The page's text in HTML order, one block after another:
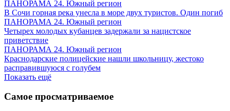
ПАНОРАМА 24. Южный регион
В Сочи горная река унесла в море двух туристов. Один погиб
ПАНОРАМА 24. Южный регион
Четырех молодых кубанцев задержали за нацистское
приветствие
ПАНОРАМА 24. Южный регион
Краснодарские полицейские нашли школьницу, жестоко
расправившуюся с голубем
Показать ещё
Самое просматриваемое